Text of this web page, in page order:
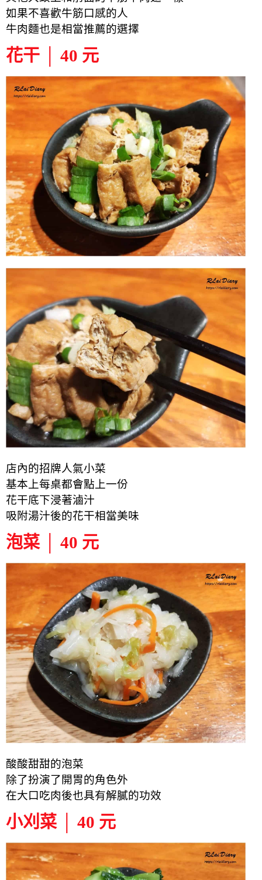
如果不喜歡牛筋口感的人
牛肉麵也是相當推薦的選擇
花干 │ 40 元
店內的招牌人氣小菜
基本上每桌都會點上一份
花干底下浸著滷汁
吸附湯汁後的花干相當美味
泡菜 │ 40 元
酸酸甜甜的泡菜
除了扮演了開胃的角色外
在大口吃肉後也具有解膩的功效
小刈菜 │ 40 元